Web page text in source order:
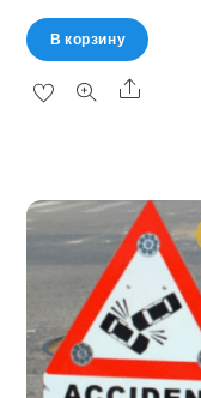
В корзину